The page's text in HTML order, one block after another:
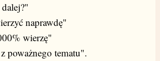
naprawdę"
wierzę"
poważnego tematu".